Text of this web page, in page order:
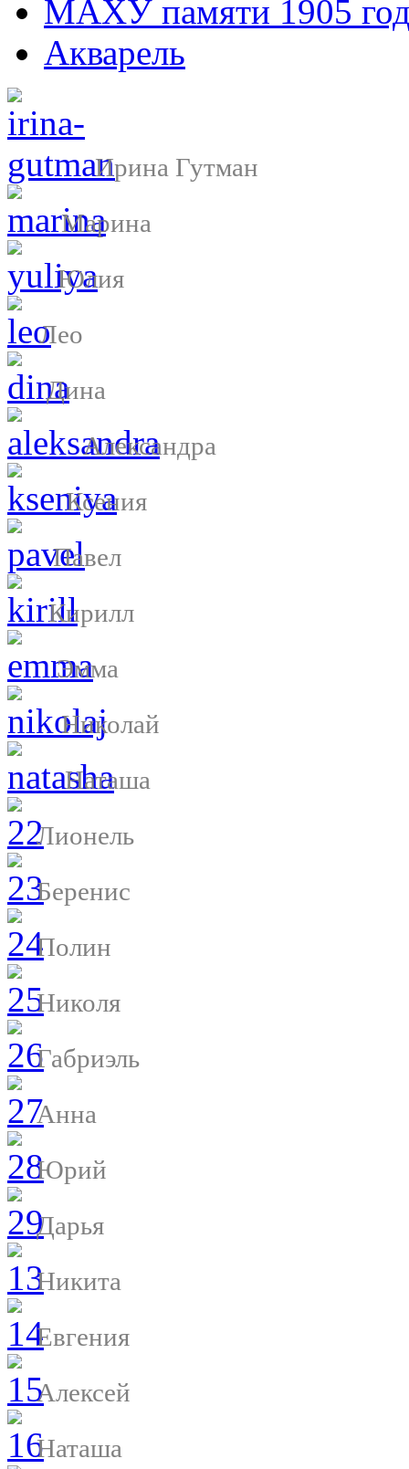
МАХУ памяти 1905
Акварель
Ирина Гутман
Марина
Юлия
Лео
Дина
Александра
Ксения
Павел
Кирилл
Эмма
Николай
Наташа
Лионель
Беренис
Полин
Николя
Габриэль
Анна
Юрий
Дарья
Никита
Евгения
Алексей
Наташа